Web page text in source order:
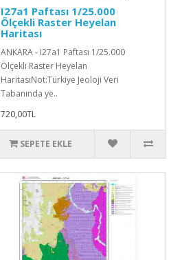
I27a1 Paftası 1/25.000
Ölçekli Raster Heyelan
Haritası
ANKARA - I27a1 Paftası 1/25.000
Ölçekli Raster Heyelan
HaritasıNot:Türkiye Jeoloji Veri
Tabanında ye..
720,00TL
SEPETE EKLE